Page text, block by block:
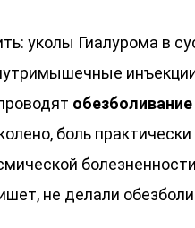
уколы Гиалурома в
боль
не делали